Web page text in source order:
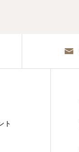
ト